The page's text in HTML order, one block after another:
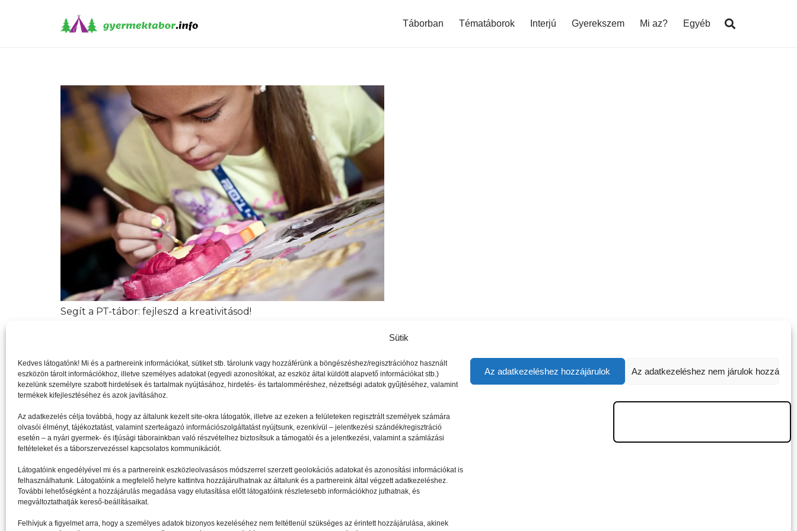
Sütik
Kedves látogatónk! Mi és a partnereink információkat, sütiket stb. tárolunk vagy hozzáférünk a böngészéshez/regisztrációhoz használt
eszközön tárolt információkhoz, illetve személyes adatokat (egyedi azonosítókat, az eszköz által küldött alapvető információkat stb.)
kezelünk személyre szabott hirdetések és tartalmak nyújtásához, hirdetés- és tartalomméréshez, nézettségi adatok gyűjtéséhez, valamint
termékek kifejlesztéséhez és azok javításához.
Az adatkezelés célja továbbá, hogy az általunk kezelt site-okra látogatók, illetve az ezeken a felületeken regisztrált személyek számára
olvasói élményt, tájékoztatást, valamint szerteágazó információszolgáltatást nyújtsunk, ezenkívül – jelentkezési szándék/regisztráció
esetén – a nyári gyermek- és ifjúsági táborainkban való részvételhez biztosítsuk a támogatói és a jelentkezési, valamint a számlázási
feltételeket és a táborszervezéssel kapcsolatos kommunikációt.
Látogatóink engedélyével mi és a partnereink eszközleolvasásos módszerrel szerzett geolokációs adatokat és azonosítási információkat is
felhasználhatunk. Látogatóink a megfelelő helyre kattintva hozzájárulhatnak az általunk és a partnereink által végzett adatkezeléshez.
További lehetőségként a hozzájárulás megadása vagy elutasítása előtt látogatóink részletesebb információkhoz juthatnak, és
megváltoztathatják kereső-beállításaikat.
Felhívjuk a figyelmet arra, hogy a személyes adatok bizonyos kezeléséhez nem feltétlenül szükséges az érintett hozzájárulása, akinek
Az adatkezeléshez hozzájárulok Az adatkezeléshez nem járulok hozzá
Táborban Tématáborok Interjú Gyerekszem Mi az? Egyéb
Segít a PT-tábor: fejleszd a kreativitásod!